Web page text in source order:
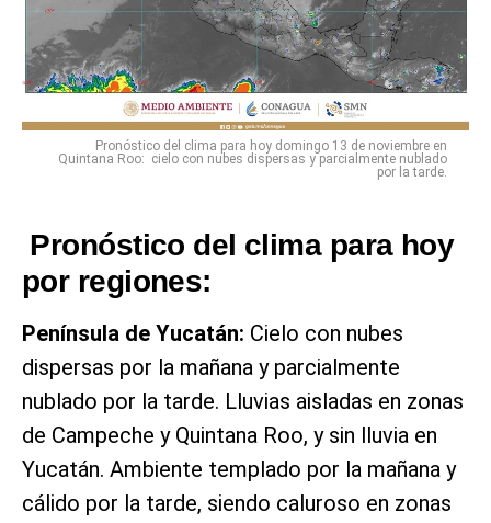
Pronóstico del clima para hoy domingo 13 de noviembre en
Quintana Roo: cielo con nubes dispersas y parcialmente nublado
por la tarde.
Pronóstico del clima para hoy
por regiones:
Península de Yucatán: Cielo con nubes
dispersas por la mañana y parcialmente
nublado por la tarde. Lluvias aisladas en zonas
de Campeche y Quintana Roo, y sin lluvia en
Yucatán. Ambiente templado por la mañana y
cálido por la tarde, siendo caluroso en zonas